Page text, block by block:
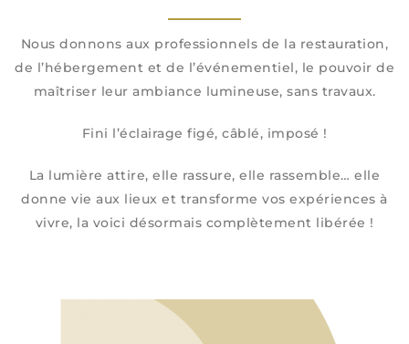
Nous donnons aux professionnels de la restauration,
de l’hébergement et de l’événementiel, le pouvoir de
maîtriser leur ambiance lumineuse, sans travaux.
Fini l’éclairage figé, câblé, imposé !
La lumière attire, elle rassure, elle rassemble… elle
donne vie aux lieux et transforme vos expériences à
vivre, la voici désormais complètement libérée !